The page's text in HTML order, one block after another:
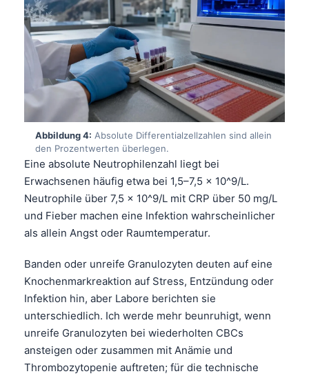
Abbildung 4: Absolute Differentialzellzahlen sind allein
den Prozentwerten überlegen.
Eine absolute Neutrophilenzahl liegt bei
Erwachsenen häufig etwa bei 1,5–7,5 x 10^9/L.
Neutrophile über 7,5 x 10^9/L mit CRP über 50 mg/L
und Fieber machen eine Infektion wahrscheinlicher
als allein Angst oder Raumtemperatur.
Banden oder unreife Granulozyten deuten auf eine
Knochenmarkreaktion auf Stress, Entzündung oder
Infektion hin, aber Labore berichten sie
unterschiedlich. Ich werde mehr beunruhigt, wenn
unreife Granulozyten bei wiederholten CBCs
ansteigen oder zusammen mit Anämie und
Thrombozytopenie auftreten; für die technische